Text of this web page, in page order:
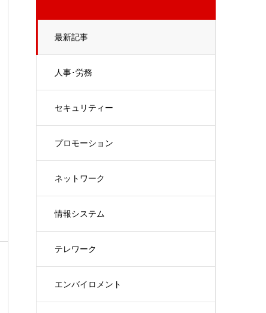
最新記事
人事･労務
セキュリティー
プロモーション
ネットワーク
情報システム
テレワーク
エンバイロメント